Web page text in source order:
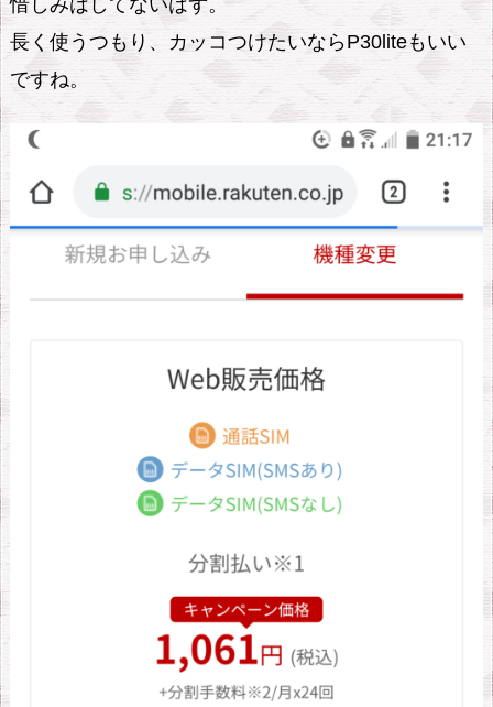
長く使うつもり、カッコつけたいならP30liteもいい
ですね。